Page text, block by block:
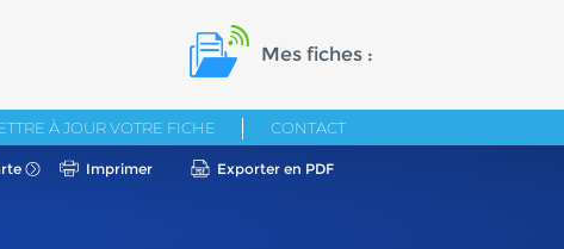
Mes fiches :
À JOUR VOTRE FICHE CONTACT
Imprimer Exporter en PDF